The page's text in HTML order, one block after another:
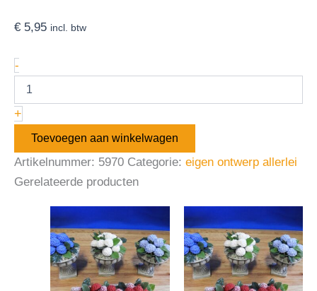
€ 5,95 incl. btw
-
+
Toevoegen aan winkelwagen
Artikelnummer: 5970 Categorie: eigen ontwerp allerlei
Gerelateerde producten